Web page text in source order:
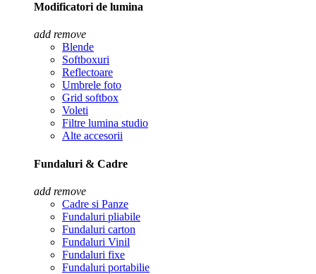
Modificatori de lumina
add remove
Blende
Softboxuri
Reflectoare
Umbrele foto
Grid softbox
Voleti
Filtre lumina studio
Alte accesorii
Fundaluri & Cadre
add remove
Cadre si Panze
Fundaluri pliabile
Fundaluri carton
Fundaluri Vinil
Fundaluri fixe
Fundaluri portabilie